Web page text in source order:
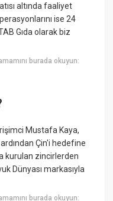
altında faaliyet
ise 24
Gıda olarak biz
burada okuyun:
Mustafa Kaya,
Çin'i hedefine
kurulan zincirlerden
Dünyası markasıyla
burada okuyun: